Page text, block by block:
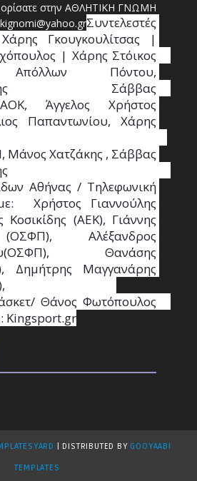
ορίσατε στην ΑΘΛΗΤΙΚΗ ΓΝΩΜΗ
Συντελεστές
Γκουγκουλίτσας |
| Χάρης Στόικος
Απόλλων Πόντου,
Σάββας
Άγγελος Χρήστος
Παπαντωνίου, Χάρης
Μάνος Χατζάκης , Σάββας
Αθήνας / Τηλεφωνική
Χρήστος Γιαννούλης
(ΑΕΚ), Γιάννης
Αλέξανδρος
Θανάσης
Δημήτρης Μαγγανάρης
Θάνος Φωτόπουλος
Κingsport.gr
| DISTRIBUTED BY GOOYAABI
TEMPLATES